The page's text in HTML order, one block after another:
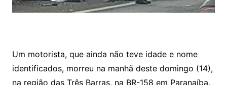
Um motorista, que ainda não teve idade e nome
identificados, morreu na manhã deste domingo (14),
na região das Três Barras, na BR-158 em Paranaíba,